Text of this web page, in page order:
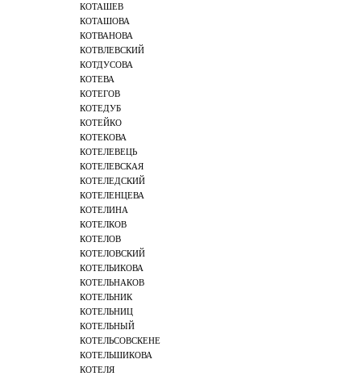
КОТАШЕВ
КОТАШОВА
КОТВАНОВА
КОТВЛЕВСКИЙ
КОТДУСОВА
КОТЕВА
КОТЕГОВ
КОТЕДУБ
КОТЕЙКО
КОТЕКОВА
КОТЕЛЕВЕЦЬ
КОТЕЛЕВСКАЯ
КОТЕЛЕДСКИЙ
КОТЕЛЕНЦЕВА
КОТЕЛИНА
КОТЕЛКОВ
КОТЕЛОВ
КОТЕЛОВСКИЙ
КОТЕЛЬИКОВА
КОТЕЛЬНАКОВ
КОТЕЛЬНИК
КОТЕЛЬНИЦ
КОТЕЛЬНЫЙ
КОТЕЛЬСОВСКЕНЕ
КОТЕЛЬШИКОВА
КОТЕЛЯ